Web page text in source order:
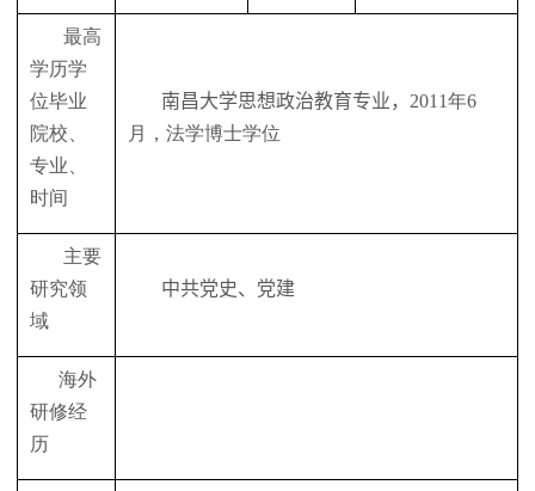
最高
学历学
位毕业
院校、
专业、
时间
南昌大学思想政治教育专业， 2011年6
月，法学博士学位
主要
研究领
域
中共党史、党建
海外
研修经
历